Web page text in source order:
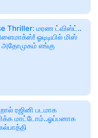
Thriller: மரண ட்விஸ்ட்..
ஓடிடியில் மிஸ்
எங்கு
ரஜினி படமாக
மாட்டோம்..ஓப்பனாக